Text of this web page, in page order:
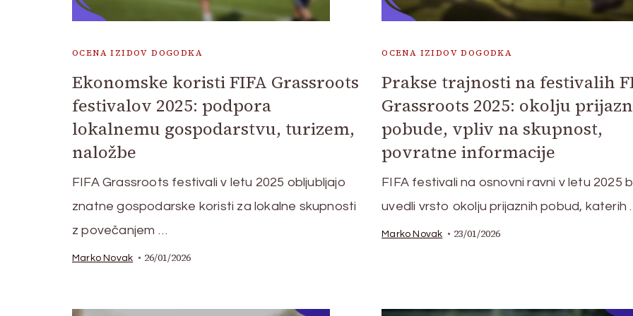
OCENA IZIDOV DOGODKA
Ekonomske koristi FIFA Grassroots
festivalov 2025: podpora
lokalnemu gospodarstvu, turizem,
naložbe
FIFA Grassroots festivali v letu 2025 obljubljajo
znatne gospodarske koristi za lokalne skupnosti
z povečanjem …
Marko Novak 26/01/2026
OCENA IZIDOV DOGODKA
Prakse trajnosti na festivalih
Grassroots 2025: okolju
pobude, vpliv na skupnost,
povratne informacije
FIFA festivali na osnovni ravni v letu 2025
uvedli vrsto okolju prijaznih pobud, katerih
Marko Novak 23/01/2026